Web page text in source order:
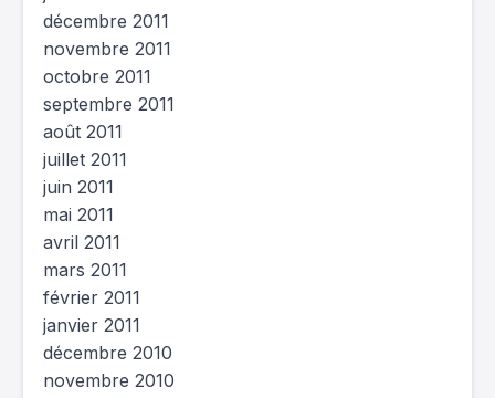
décembre 2011
novembre 2011
octobre 2011
septembre 2011
août 2011
juillet 2011
juin 2011
mai 2011
avril 2011
mars 2011
février 2011
janvier 2011
décembre 2010
novembre 2010